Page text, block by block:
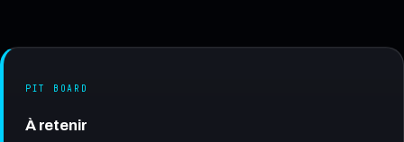
PIT BOARD
À retenir